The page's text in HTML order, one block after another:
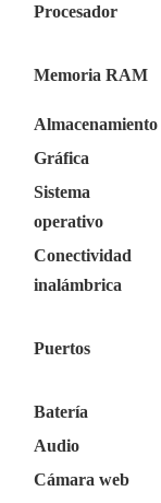
Procesador
Memoria RAM
Almacenamiento
Gráfica
Sistema
operativo
Conectividad
inalámbrica
Puertos
Batería
Audio
Cámara web